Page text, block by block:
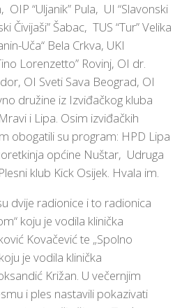
“Uljanik” Pula, UI “Slavonski
Čivijaši” Šabac, TUS “Tur” Velika
Uča“ Bela Crkva, UKI
Lorenzetto” Rovinj, OI dr.
OI Sveti Sava Beograd, OI
družine iz Izviđačkog kluba
i Lipa. Osim izviđačkih
obogatili su program: HPD Lipa
općine Nuštar, Udruga
klub Kick Osijek. Hvala im.
dvije radionice i to radionica
koju je vodila klinička
Kovačević te „Spolno
je vodila klinička
Križan. U večernjim
i ples nastavili pokazivati